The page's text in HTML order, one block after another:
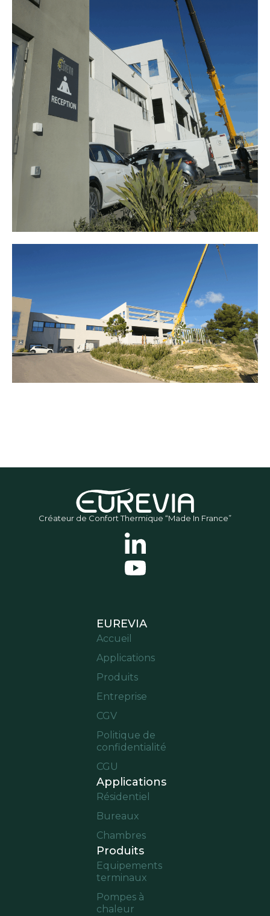
Créateur de Confort Thermique “Made In France”
EUREVIA
Accueil
Applications
Produits
Entreprise
CGV
Politique de
confidentialité
CGU
Applications
Résidentiel
Bureaux
Chambres
Produits
Equipements
terminaux​
Pompes à
chaleur